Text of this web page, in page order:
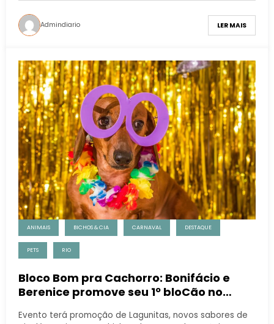
Admindiario LER MAIS
ANIMAIS BICHOS & CIA CARNAVAL DESTAQUE
PETS RIO
Bloco Bom pra Cachorro: Bonifácio e
Berenice promove seu 1º bloCão no
Evento terá promoção de Lagunitas, novos sabores de